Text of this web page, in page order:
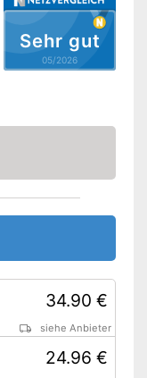
Sehr gut
05/2026
34.90 €
siehe Anbieter
24.96 €